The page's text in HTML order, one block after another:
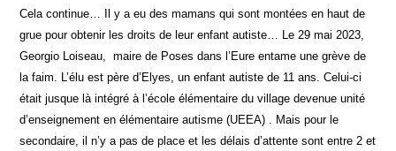
Cela continue… Il y a eu des mamans qui sont montées en haut de
grue pour obtenir les droits de leur enfant autiste… Le 29 mai 2023,
Georgio Loiseau, maire de Poses dans l’Eure entame une grève de
la faim. L’élu est père d’Elyes, un enfant autiste de 11 ans. Celui-ci
était jusque là intégré à l’école élémentaire du village devenue unité
d’enseignement en élémentaire autisme (UEEA) . Mais pour le
secondaire, il n’y a pas de place et les délais d’attente sont entre 2 et